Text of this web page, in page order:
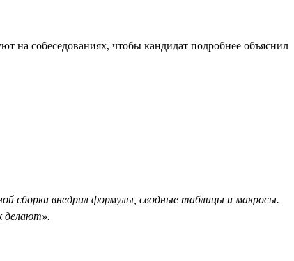
на собеседованиях, чтобы кандидат подробнее объяснил
сборки внедрил формулы, сводные таблицы и макросы.
делают».